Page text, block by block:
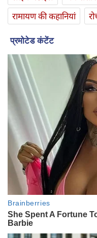
रामायण की कहानियां